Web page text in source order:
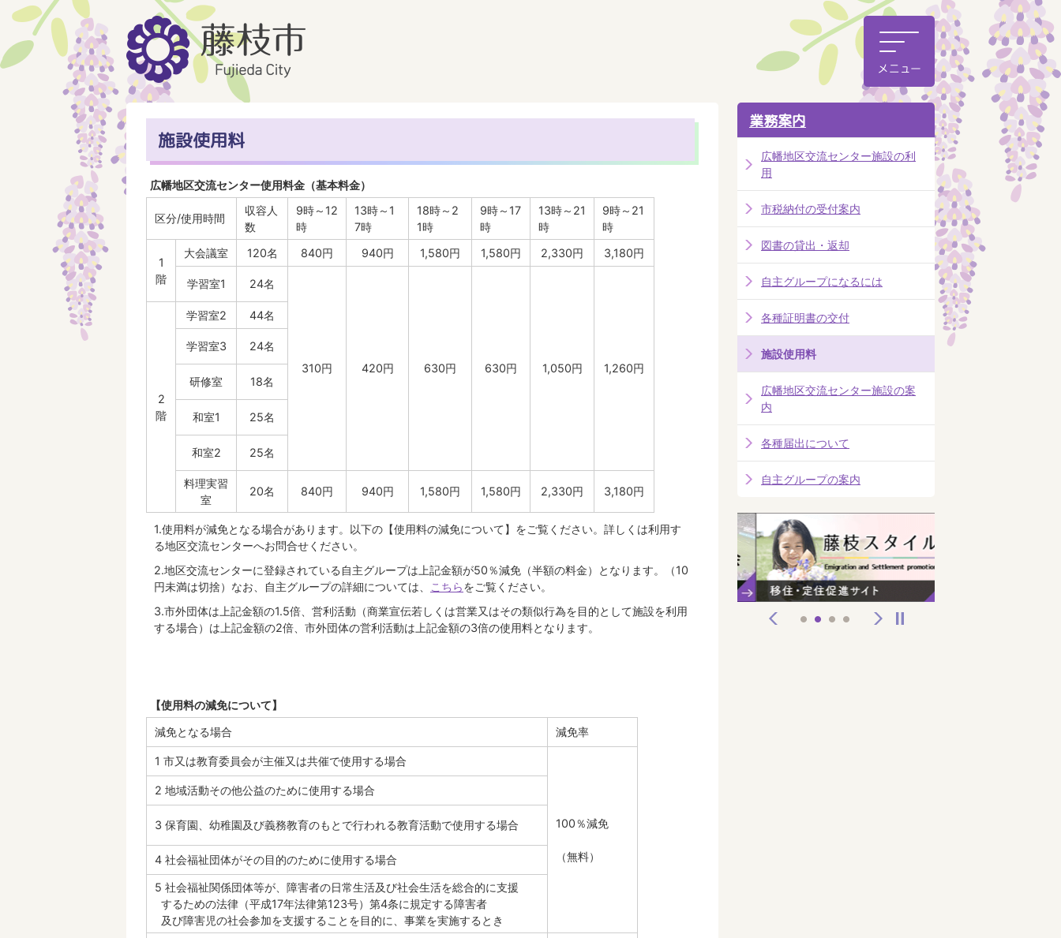
施設使用料
広幡地区交流センター使用料金（基本料金）
区分/使用時間
収容人
数
9時～12
時
13時～1
7時
18時～2
1時
9時～17
時
13時～21
時
9時～21
時
1
階
大会議室 120名 840円 940円 1,580円 1,580円 2,330円 3,180円
学習室1 24名
310円 420円 630円 630円 1,050円 1,260円
2
階
学習室2 44名
学習室3 24名
研修室 18名
和室1 25名
和室2 25名
料理実習
室
20名 840円 940円 1,580円 1,580円 2,330円 3,180円
1.使用料が減免となる場合があります。以下の【使用料の減免について】をご覧ください。詳しくは利用す
る地区交流センターへお問合せください。
2.地区交流センターに登録されている自主グループは上記金額が50％減免（半額の料金）となります。（10
円未満は切捨）なお、自主グループの詳細については、
こちらをご覧ください。
3.市外団体は上記金額の1.5倍、営利活動（商業宣伝若しくは営業又はその類似行為を目的として施設を利用
する場合）は上記金額の2倍、市外団体の営利活動は上記金額の3倍の使用料となります。
【使用料の減免について】
減免となる場合
減免率
1 市又は教育委員会が主催又は共催で使用する場合
100％減免
（無料）
2 地域活動その他公益のために使用する場合
3 保育園、幼稚園及び義務教育のもとで行われる教育活動で使用する場合
4 社会福祉団体がその目的のために使用する場合
5 社会福祉関係団体等が、障害者の日常生活及び社会生活を総合的に支援
するための法律（平成17年法律第123号）第4条に規定する障害者
及び障害児の社会参加を支援することを目的に、事業を実施するとき
業務案内
広幡地区交流センター施設の利
用
市税納付の受付案内
図書の貸出・返却
自主グループになるには
各種証明書の交付
施設使用料
広幡地区交流センター施設の案
内
各種届出について
自主グループの案内